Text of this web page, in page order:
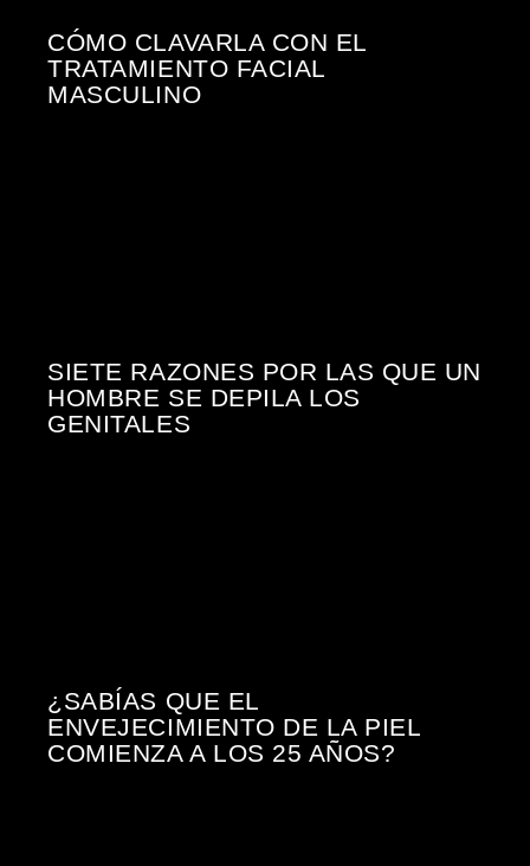
CÓMO CLAVARLA CON EL
TRATAMIENTO FACIAL
MASCULINO
SIETE RAZONES POR LAS QUE UN
HOMBRE SE DEPILA LOS
GENITALES
¿SABÍAS QUE EL
ENVEJECIMIENTO DE LA PIEL
COMIENZA A LOS 25 AÑOS?